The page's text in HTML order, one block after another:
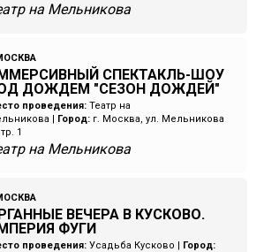
на Мельникова
СПЕКТАКЛЬ-ШОУ
ДОЖДЕМ "СЕЗОН ДОЖДЕЙ"
проведения: Театр на
Город: г. Москва, ул. Мельникова
1
на Мельникова
ВЕЧЕРА В КУСКОВО.
ФУГИ
проведения: Усадьба Кусково Город: